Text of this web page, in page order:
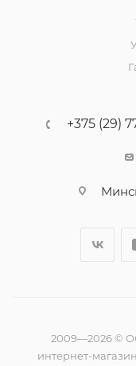
+375 (29)
2009—2026 ©
интернет-магазин